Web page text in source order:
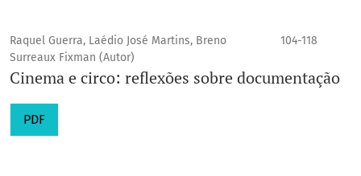
Raquel Guerra, Laédio José Martins, Breno
Surreaux Fixman (Autor)
104-118
Cinema e circo: reflexões sobre documentação
PDF